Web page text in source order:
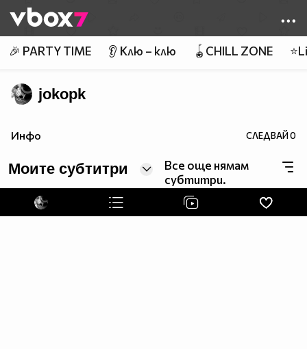
👾
🎉 PARTY TIME 👂 Клю – клю 🪀CHILL ZONE
jokopk
Инфо СЛЕДВАЙ0
Моите субтитри
Все още нямам
субтитри.